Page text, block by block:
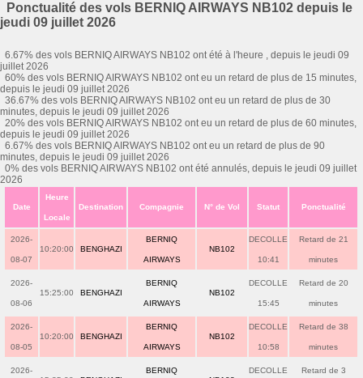
Ponctualité des vols BERNIQ AIRWAYS NB102 depuis le
jeudi 09 juillet 2026
6.67% des vols BERNIQ AIRWAYS NB102 ont été à l'heure , depuis le jeudi 09
juillet 2026
60% des vols BERNIQ AIRWAYS NB102 ont eu un retard de plus de 15 minutes,
depuis le jeudi 09 juillet 2026
36.67% des vols BERNIQ AIRWAYS NB102 ont eu un retard de plus de 30
minutes, depuis le jeudi 09 juillet 2026
20% des vols BERNIQ AIRWAYS NB102 ont eu un retard de plus de 60 minutes,
depuis le jeudi 09 juillet 2026
6.67% des vols BERNIQ AIRWAYS NB102 ont eu un retard de plus de 90
minutes, depuis le jeudi 09 juillet 2026
0% des vols BERNIQ AIRWAYS NB102 ont été annulés, depuis le jeudi 09 juillet
2026
Date
Heure
Locale
Destination Compagnie N° de Vol Statut Ponctualité
2026-
08-07
10:20:00 BENGHAZI
BERNIQ
AIRWAYS
NB102
DECOLLE
10:41
Retard de 21
minutes
2026-
08-06
15:25:00 BENGHAZI
BERNIQ
AIRWAYS
NB102
DECOLLE
15:45
Retard de 20
minutes
2026-
08-05
10:20:00 BENGHAZI
BERNIQ
AIRWAYS
NB102
DECOLLE
10:58
Retard de 38
minutes
2026- BERNIQ DECOLLE Retard de 3